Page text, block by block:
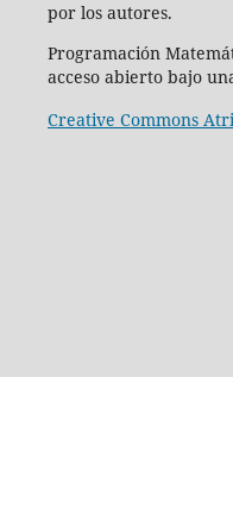
por los autores.
Programación
acceso abierto bajo
Creative Commons